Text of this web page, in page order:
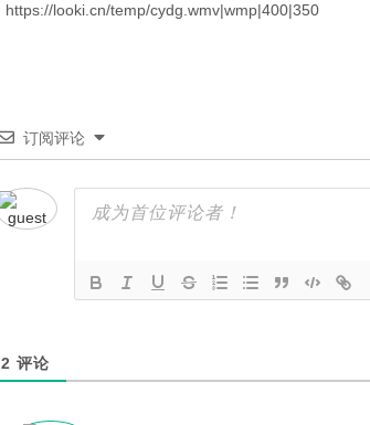
https://looki.cn/temp/cydg.wmv|wmp|400|350
订阅评论
2 评论